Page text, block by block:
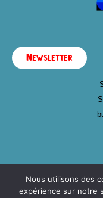
Newsletter
Nous utilisons des
expérience sur notre